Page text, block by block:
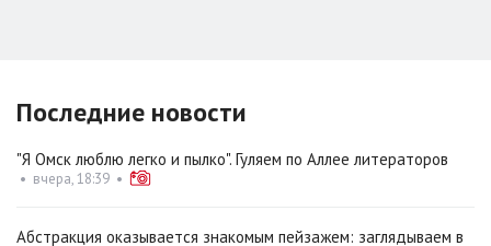
Последние новости
"Я Омск люблю легко и пылко". Гуляем по Аллее литераторов
• вчера, 18:39 •
Абстракция оказывается знакомым пейзажем: заглядываем в